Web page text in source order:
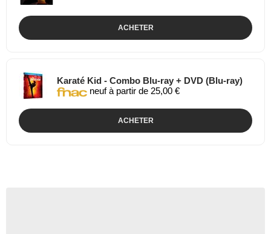
ACHETER
Karaté Kid - Combo Blu-ray + DVD (Blu-ray)
neuf à partir de 25,00 €
ACHETER